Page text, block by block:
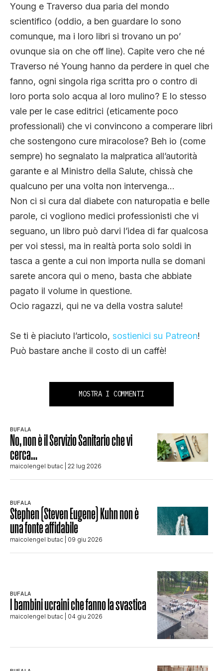
Young e Traverso dua paria del mondo
scientifico (oddio, a ben guardare lo sono
comunque, ma i loro libri si trovano un po’
ovunque sia on che off line). Capite vero che né
Traverso né Young hanno da perdere in quel che
fanno, ogni singola riga scritta pro o contro di
loro porta solo acqua al loro mulino? E lo stesso
vale per le case editrici (eticamente poco
professionali) che vi convincono a comperare libri
che sostengono cure miracolose? Beh io (come
sempre) ho segnalato la malpratica all’autorità
garante e al Ministro della Salute, chissà che
qualcuno per una volta non intervenga…
Non ci si cura dal diabete con naturopatia e belle
parole, ci vogliono medici professionisti che vi
seguano, un libro può darvi l’idea di far qualcosa
per voi stessi, ma in realtà porta solo soldi in
tasca a gente a cui non importa nulla se domani
sarete ancora qui o meno, basta che abbiate
pagato il volume in questione.
Ocio ragazzi, qui ne va della vostra salute!
Se ti è piaciuto l’articolo, sostienici su Patreon!
Può bastare anche il costo di un caffè!
MOSTRA I COMMENTI
BUFALA
No, non è il Servizio Sanitario che vi
cerca…
maicolengel butac | 22 lug 2026
BUFALA
Stephen (Steven Eugene) Kuhn non è
una fonte affidabile
maicolengel butac | 09 giu 2026
BUFALA
I bambini ucraini che fanno la svastica
maicolengel butac | 04 giu 2026